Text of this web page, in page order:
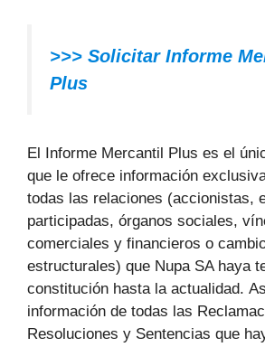
>>> Solicitar Informe
Plus
El Informe Mercantil Plus es el
que le ofrece información
todas las relaciones (accionistas,
participadas, órganos sociales,
comerciales y financieros o
estructurales) que Nupa SA haya
constitución hasta la actualidad.
información de todas las
Resoluciones y Sentencias que